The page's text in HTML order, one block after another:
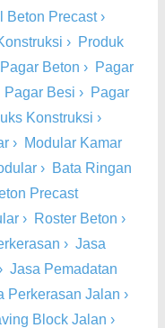
Beton Precast›
› Produk
Pagar Beton › Pagar
Pagar Besi › Pagar
Konstruksi ›
› Modular Kamar
› Bata Ringan
Precast
› Roster Beton ›
› Jasa
› Jasa Pemadatan
Perkerasan Jalan ›
Block Jalan ›